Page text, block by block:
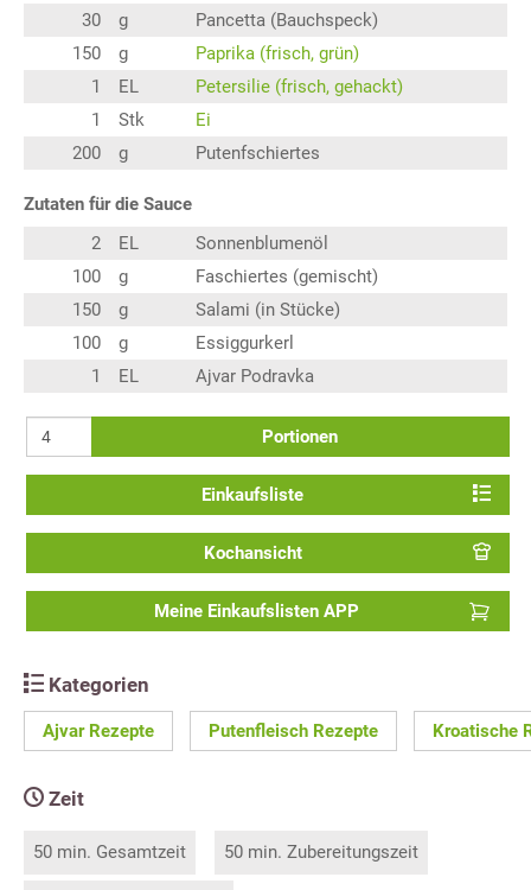
30
g
Pancetta (Bauchspeck)
150
g
Paprika (frisch, grün)
1
EL
Petersilie (frisch, gehackt)
1
Stk
Ei
200
g Putenfschiertes
Zutaten für die Sauce
2
EL
Sonnenblumenöl
100
g
Faschiertes (gemischt)
150
g
Salami (in Stücke)
100
g
Essiggurkerl
1
EL Ajvar Podravka
Portionen
Einkaufsliste
Kochansicht
Meine Einkaufslisten APP
Kategorien
Ajvar Rezepte Putenfleisch Rezepte Kroatische
Zeit
50 min. Gesamtzeit 50 min. Zubereitungszeit